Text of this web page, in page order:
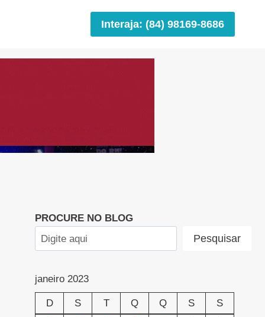
Interaja: (84) 98169-8686
PROCURE NO BLOG
Pesquisar
janeiro 2023
D S T Q Q S S